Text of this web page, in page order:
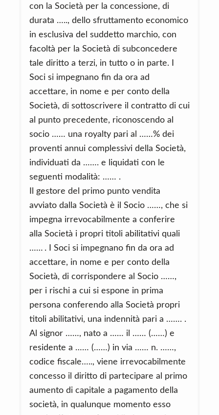
con la Società per la concessione, di
durata ….., dello sfruttamento economico
in esclusiva del suddetto marchio, con
facoltà per la Società di subconcedere
tale diritto a terzi, in tutto o in parte. I
Soci si impegnano fin da ora ad
accettare, in nome e per conto della
Società, di sottoscrivere il contratto di cui
al punto precedente, riconoscendo al
socio …… una royalty pari al ……% dei
proventi annui complessivi della Società,
individuati da ……. e liquidati con le
seguenti modalità: …… .
Il gestore del primo punto vendita
avviato dalla Società è il Socio ……, che si
impegna irrevocabilmente a conferire
alla Società i propri titoli abilitativi quali
…… . I Soci si impegnano fin da ora ad
accettare, in nome e per conto della
Società, di corrispondere al Socio ……,
per i rischi a cui si espone in prima
persona conferendo alla Società propri
titoli abilitativi, una indennità pari a ……. .
Al signor ……, nato a …… il …… (……) e
residente a …… (……) in via …… n. ……,
codice fiscale….., viene irrevocabilmente
concesso il diritto di partecipare al primo
aumento di capitale a pagamento della
società, in qualunque momento esso